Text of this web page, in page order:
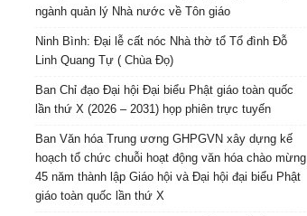
ngành quản lý Nhà nước về Tôn giáo
Ninh Bình: Đại lễ cất nóc Nhà thờ tổ Tổ đình Đỗ
Linh Quang Tự ( Chùa Đọ)
Ban Chỉ đạo Đại hội Đại biểu Phật giáo toàn quốc
lần thứ X (2026 – 2031) họp phiên trực tuyến
Ban Văn hóa Trung ương GHPGVN xây dựng kế
hoạch tổ chức chuỗi hoạt động văn hóa chào mừng
45 năm thành lập Giáo hội và Đại hội đại biểu Phật
giáo toàn quốc lần thứ X